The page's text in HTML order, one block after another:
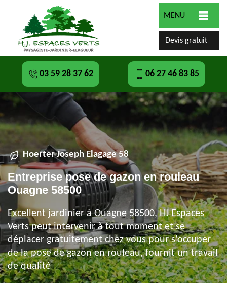
MENU
Devis gratuit
03 59 28 37 62 06 27 46 83 85
Hoerter Joseph Elagage 58
Entreprise pose de gazon en rouleau
Ouagne 58500
Excellent jardinier à Ouagne 58500, HJ Espaces
Verts peut intervenir à tout moment et se
déplacer gratuitement chez vous pour s'occuper
de la pose de gazon en rouleau, fournit un travail
de qualité